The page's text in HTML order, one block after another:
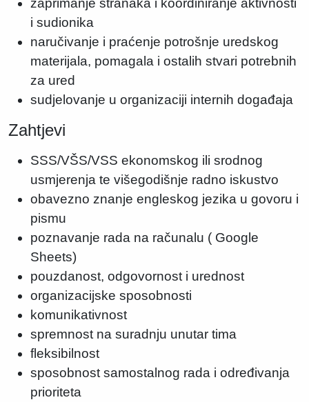
zaprimanje stranaka i koordiniranje aktivnosti
i sudionika
naručivanje i praćenje potrošnje uredskog
materijala, pomagala i ostalih stvari potrebnih
za ured
sudjelovanje u organizaciji internih događaja
Zahtjevi
SSS/VŠS/VSS ekonomskog ili srodnog
usmjerenja te višegodišnje radno iskustvo
obavezno znanje engleskog jezika u govoru i
pismu
poznavanje rada na računalu ( Google
Sheets)
pouzdanost, odgovornost i urednost
organizacijske sposobnosti
komunikativnost
spremnost na suradnju unutar tima
fleksibilnost
sposobnost samostalnog rada i određivanja
prioriteta